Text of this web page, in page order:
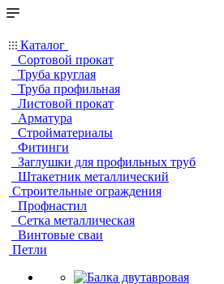
Каталог
Сортовой прокат
Труба круглая
Труба профильная
Листовой прокат
Арматура
Стройматериалы
Фитинги
Заглушки для профильных труб
Штакетник металлический
Строительные ограждения
Профнастил
Сетка металлическая
Винтовые сваи
Петли